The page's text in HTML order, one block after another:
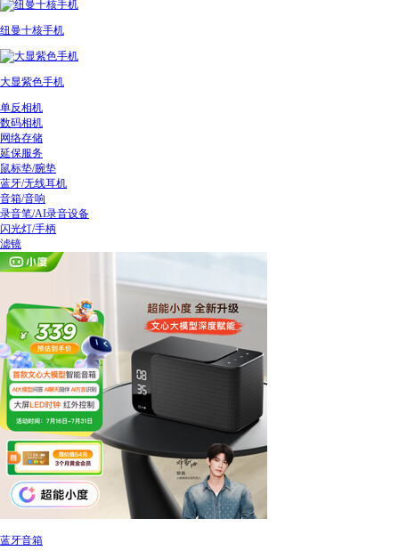
纽曼十核手机
大显紫色手机
单反相机
数码相机
网络存储
延保服务
鼠标垫/腕垫
蓝牙/无线耳机
音箱/音响
录音笔/AI录音设备
闪光灯/手柄
滤镜
蓝牙音箱